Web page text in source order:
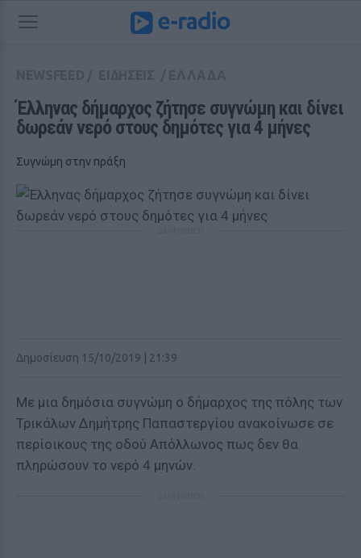
Έλληνας δήμαρχος ζήτησε συγνώμη και δίνει
δωρεάν νερό στους δημότες για 4 μήνες
Συγνώμη στην πράξη
Δημοσίευση 15/10/2019 | 21:39
Με μια δημόσια συγνώμη ο δήμαρχος της πόλης των
Τρικάλων Δημήτρης Παπαστεργίου ανακοίνωσε σε
περίοικους της οδού Απόλλωνος πως δεν θα
πληρώσουν το νερό 4 μηνών.